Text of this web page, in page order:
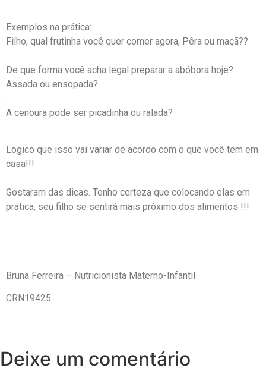
Exemplos na prática:⁣
Filho, qual frutinha você quer comer agora, Pêra ou maçã??⁣
De que forma você acha legal preparar a abóbora hoje?
Assada ou ensopada?⁣
.
A cenoura pode ser picadinha ou ralada?
.
Logico que isso vai variar de acordo com o que você tem em
casa!!! ⁣
Gostaram das dicas. Tenho certeza que colocando elas em
prática, seu filho se sentirá mais próximo dos alimentos ⁣!!!
Bruna Ferreira – Nutricionista Materno-Infantil
CRN19425
Deixe um comentário